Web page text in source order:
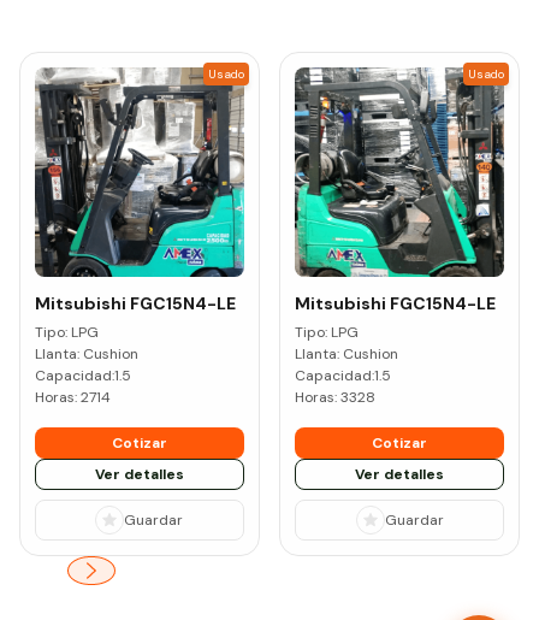
Mitsubishi FGC15N4-LE
Tipo: LPG
Llanta: Cushion
Capacidad:1.5
Horas:2714
Cotizar
Ver detalles
Guardar
Usado
Mitsubishi FGC15N4-LE
Tipo: LPG
Llanta: Cushion
Capacidad:1.5
Horas:3328
Cotizar
Ver detalles
Guardar
Usado